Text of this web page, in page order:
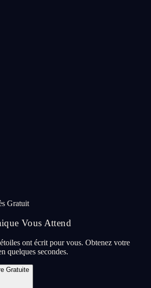
Gratuit
Vous Attend
ont écrit pour vous. Obtenez votre
quelques secondes.
Gratuite